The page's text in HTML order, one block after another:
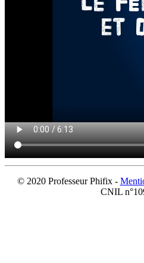
© 2020 Professeur Phifix -
CNIL